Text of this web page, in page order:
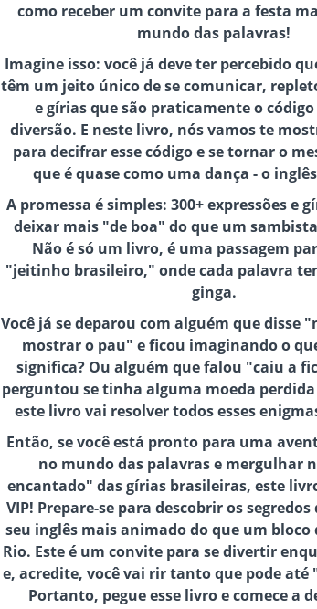
como receber um convite para a festa
mundo das palavras!
Imagine isso: você já deve ter percebido
têm um jeito único de se comunicar,
e gírias que são praticamente o
diversão. E neste livro, nós vamos te
para decifrar esse código e se tornar o
que é quase como uma dança - o
A promessa é simples: 300+ expressões e
deixar mais "de boa" do que um
Não é só um livro, é uma passagem
"jeitinho brasileiro," onde cada palavra
ginga.
Você já se deparou com alguém que disse
mostrar o pau" e ficou imaginando o
significa? Ou alguém que falou "caiu a
perguntou se tinha alguma moeda perdida
este livro vai resolver todos esses
Então, se você está pronto para uma
no mundo das palavras e mergulhar
encantado" das gírias brasileiras, este
VIP! Prepare-se para descobrir os
seu inglês mais animado do que um bloco
Rio. Este é um convite para se divertir
e, acredite, você vai rir tanto que pode até
Portanto, pegue esse livro e comece a